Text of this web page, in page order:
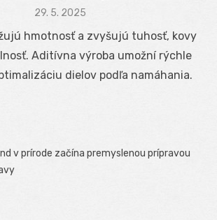
Posted
29. 5. 2025
hmotnosť a zvyšujú tuhosť, kovy
Aditívna výroba umožní rýchle
dielov podľa namáhania.
v prírode začína premyslenou prípravou